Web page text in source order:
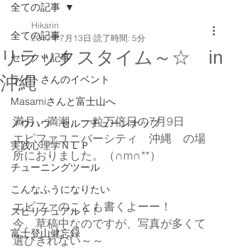
全ての記事
セレクト記事
ライトさんのイベント
Masamiさんと富士山へ
ノウハウ セルフチューンナップ
実践心理学ＮＬＰ
チューニングツール
こんなふうになりたい
スピリチュアル？！
富士登山健忘録
全ての記事
リラックスタイム～☆ in
沖縄
Hikarin
2017年7月13日 読了時間: 5分
満月、満潮、一粒万倍日の7月9日
エピファユニバーシティ　沖縄　の場
所におりました。（∩m∩**）
エピファのことも書くよーー！
今、草稿中なのですが、写真が多くて
選びきれない～～